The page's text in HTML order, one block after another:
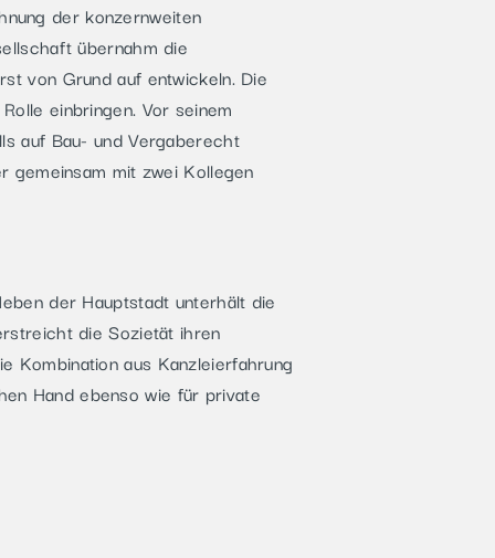
der konzernweiten
übernahm die
von Grund auf entwickeln. Die
einbringen. Vor seinem
auf Bau- und Vergaberecht
gemeinsam mit zwei Kollegen
der Hauptstadt unterhält die
die Sozietät ihren
Kombination aus Kanzleierfahrung
Hand ebenso wie für private